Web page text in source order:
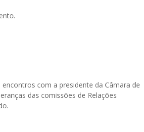
com a presidente da Câmara de
das comissões de Relações